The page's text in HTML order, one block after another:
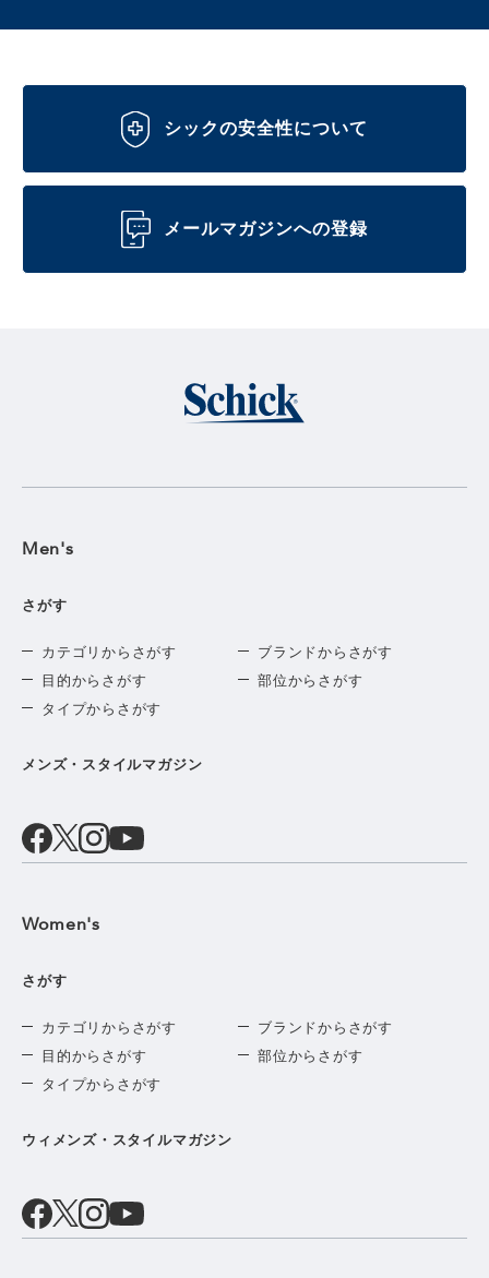
シックの安全性について
メールマガジンへの登録
Men's
さがす
カテゴリからさがす
ブランドからさがす
目的からさがす
部位からさがす
タイプからさがす
メンズ・スタイルマガジン
Women's
さがす
カテゴリからさがす
ブランドからさがす
目的からさがす
部位からさがす
タイプからさがす
ウィメンズ・スタイルマガジン